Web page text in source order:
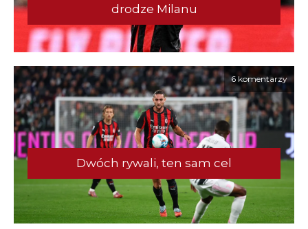
drodze Milanu
6 komentarzy
Dwóch rywali, ten sam cel